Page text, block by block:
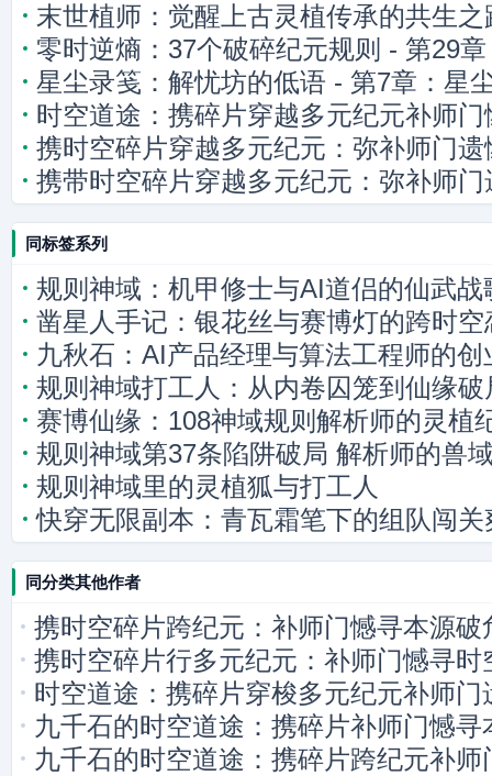
末世植师：觉醒上古灵植传承的共生之
零时逆熵：37个破碎纪元规则 - 第29
悖论
星尘录笺：解忧坊的低语 - 第7章：星
时空道途：携碎片穿越多元纪元补师门
携时空碎片穿越多元纪元：弥补师门遗
携带时空碎片穿越多元纪元：弥补师
同标签系列
规则神域：机甲修士与AI道侣的仙武战
凿星人手记：银花丝与赛博灯的跨时空
九秋石：AI产品经理与算法工程师的创
规则神域打工人：从内卷囚笼到仙缘破
赛博仙缘：108神域规则解析师的灵植
规则神域第37条陷阱破局 解析师的兽
规则神域里的灵植狐与打工人
快穿无限副本：青瓦霜笔下的组队闯关
同分类其他作者
携时空碎片跨纪元：补师门憾寻本源破
携时空碎片行多元纪元：补师门憾寻时
时空道途：携碎片穿梭多元纪元补师门
九千石的时空道途：携碎片补师门憾寻
九千石的时空道途：携碎片跨纪元补师